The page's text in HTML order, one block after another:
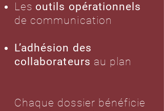
Les outils opérationnels
de communication
L’adhésion des
collaborateurs au plan
Chaque dossier bénéficie